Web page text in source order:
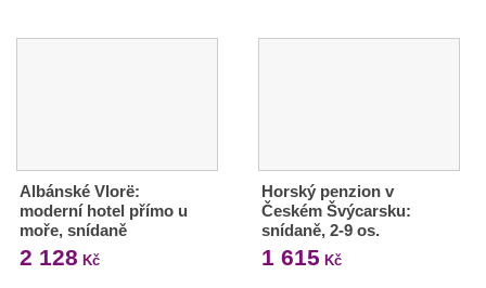
Albánské Vlorë:
moderní hotel přímo u
moře, snídaně
2 128 Kč
Horský penzion v
Českém Švýcarsku:
snídaně, 2-9 os.
1 615 Kč